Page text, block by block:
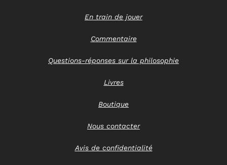
En train de jouer
Commentaire
Questions-réponses sur la philosophie
Livres
Boutique
Nous contacter
Avis de confidentialité